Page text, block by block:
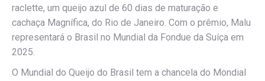
raclette, um queijo azul de 60 dias de maturação e
cachaça Magnífica, do Rio de Janeiro. Com o prêmio, Malu
representará o Brasil no Mundial da Fondue da Suíça em
2025.
O Mundial do Queijo do Brasil tem a chancela do Mondial